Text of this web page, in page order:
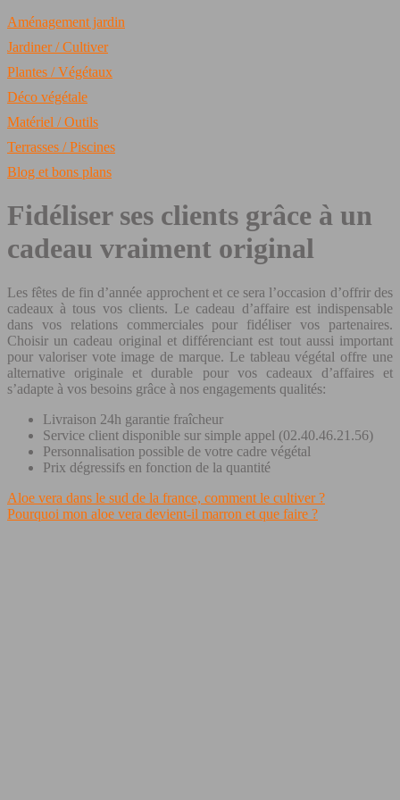
Aménagement jardin
Jardiner / Cultiver
Plantes / Végétaux
Déco végétale
Matériel / Outils
Terrasses / Piscines
Blog et bons plans
Fidéliser ses clients grâce à un
cadeau vraiment original
Les fêtes de fin d’année approchent et ce sera l’occasion d’offrir des
cadeaux à tous vos clients. Le cadeau d’affaire est indispensable
dans vos relations commerciales pour fidéliser vos partenaires.
Choisir un cadeau original et différenciant est tout aussi important
pour valoriser vote image de marque. Le tableau végétal offre une
alternative originale et durable pour vos cadeaux d’affaires et
s’adapte à vos besoins grâce à nos engagements qualités:
Livraison 24h garantie fraîcheur
Service client disponible sur simple appel (02.40.46.21.56)
Personnalisation possible de votre cadre végétal
Prix dégressifs en fonction de la quantité
Aloe vera dans le sud de la france, comment le cultiver ?
Pourquoi mon aloe vera devient-il marron et que faire ?